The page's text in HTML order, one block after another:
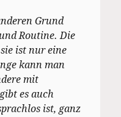
Grund
Routine. Die
ist nur eine
kann man
mit
es auch
ist, ganz